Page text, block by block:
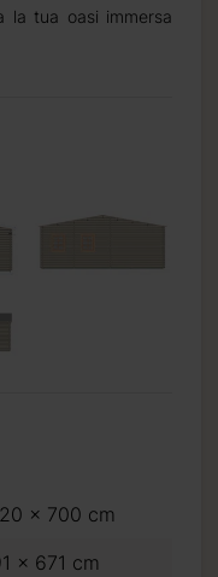
la tua oasi immersa
x 700 cm
x 671 cm